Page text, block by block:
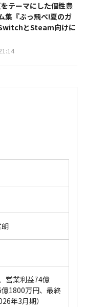
テーマにした個性豊
集『ぶっ飛べ!夏のガ
とSteam向けに
営業利益74億
1800万円、最終
年3月期）